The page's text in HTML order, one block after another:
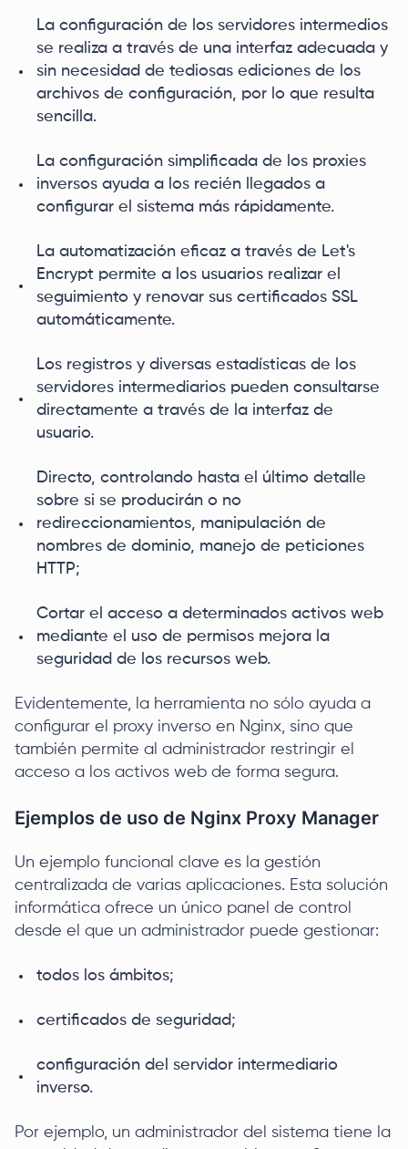
La configuración de los servidores intermedios
se realiza a través de una interfaz adecuada y
sin necesidad de tediosas ediciones de los
archivos de configuración, por lo que resulta
sencilla.
La configuración simplificada de los proxies
inversos ayuda a los recién llegados a
configurar el sistema más rápidamente.
La automatización eficaz a través de Let's
Encrypt permite a los usuarios realizar el
seguimiento y renovar sus certificados SSL
automáticamente.
Los registros y diversas estadísticas de los
servidores intermediarios pueden consultarse
directamente a través de la interfaz de
usuario.
Directo, controlando hasta el último detalle
sobre si se producirán o no
redireccionamientos, manipulación de
nombres de dominio, manejo de peticiones
HTTP;
Cortar el acceso a determinados activos web
mediante el uso de permisos mejora la
seguridad de los recursos web.
Evidentemente, la herramienta no sólo ayuda a
configurar el proxy inverso en Nginx, sino que
también permite al administrador restringir el
acceso a los activos web de forma segura.
Ejemplos de uso de Nginx Proxy Manager
Un ejemplo funcional clave es la gestión
centralizada de varias aplicaciones. Esta solución
informática ofrece un único panel de control
desde el que un administrador puede gestionar:
todos los ámbitos;
certificados de seguridad;
configuración del servidor intermediario
inverso.
Por ejemplo, un administrador del sistema tiene la